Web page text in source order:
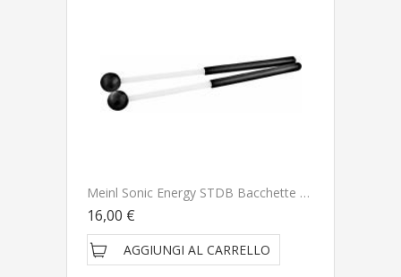
Meinl Sonic Energy STDB Bacchette Per Steael Tongue Drum
16,00 €
AGGIUNGI AL CARRELLO